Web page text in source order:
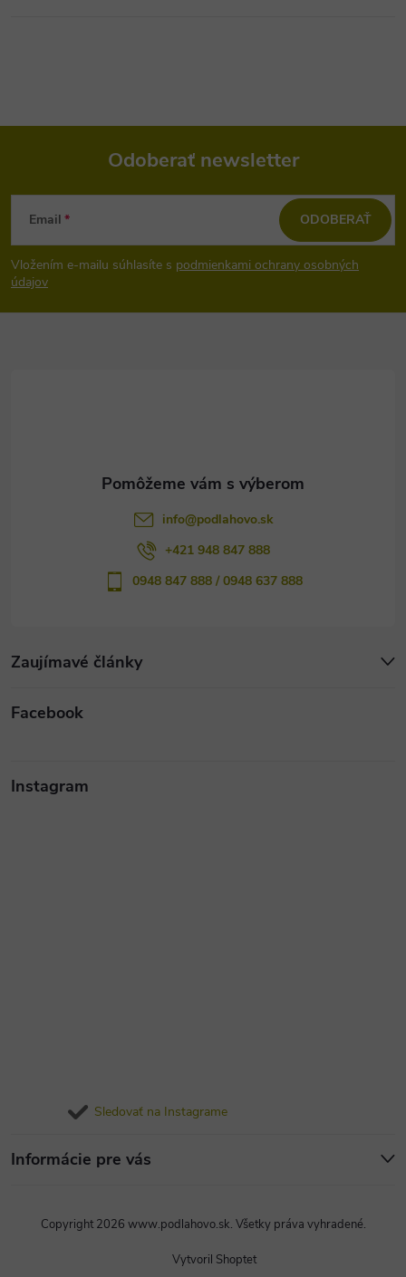
Z
á
p
Odoberať newsletter
Email
Vložením e-mailu súhlasíte s podmienkami ochrany osobných
údajov
ODOBERAŤ
Zaujímavé články
info@podlahovo.sk
+421 948 847 888
0948 847 888 / 0948 637 888
Facebook
Instagram
Sledovať na Instagrame
Informácie pre vás
Vytvoril Shoptet
Copyright 2026 www.podlahovo.sk. Všetky práva vyhradené.